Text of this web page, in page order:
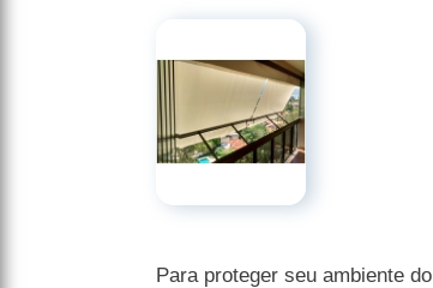
Para proteger seu ambiente